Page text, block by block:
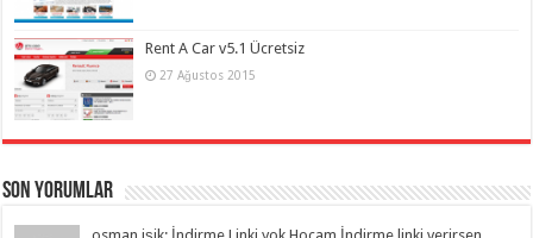
Rent A Car v5.1 Ücretsiz
27 Ağustos 2015
Son Yorumlar